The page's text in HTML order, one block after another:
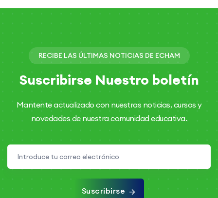
RECIBE LAS ÚLTIMAS NOTICIAS DE ECHAM
Suscribirse Nuestro boletín
Mantente actualizado con nuestras noticias, cursos y
novedades de nuestra comunidad educativa.
Suscribirse